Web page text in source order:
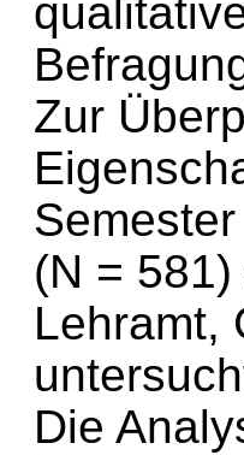
Zur
(N =
Lehramt,
Die